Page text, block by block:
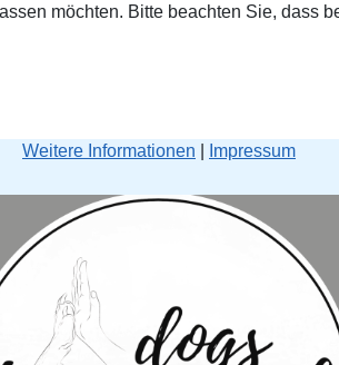
möchten. Bitte beachten Sie, dass
Weitere Informationen Impressum